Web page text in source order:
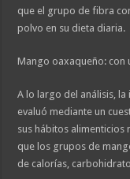
que el grupo de fibra
polvo en su dieta diaria.
Mango oaxaqueño: con
A lo largo del análisis,
evaluó mediante un
sus hábitos alimenticios
que los grupos de
de calorías,